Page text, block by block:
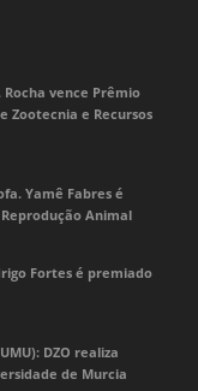
Rocha vence Prêmio
Zootecnia e Recursos
Yamê Fabres é
Animal
Fortes é premiado
DZO realiza
de Murcia